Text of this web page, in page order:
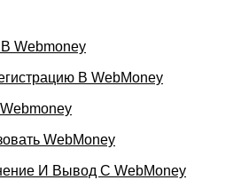
Webmoney
В WebMoney
WebMoney
И Вывод С WebMoney